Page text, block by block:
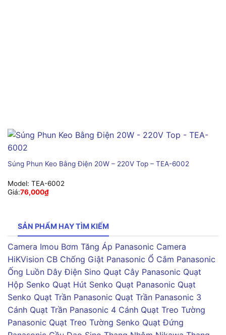
Súng Phun Keo Bằng Điện 20W – 220V Top – TEA-6002
Model: TEA-6002
Giá:76,000₫
SẢN PHẨM HAY TÌM KIẾM
Camera Imou Bơm Tăng Áp Panasonic Camera
HiKVision CB Chống Giật Panasonic Ổ Cắm Panasonic
Ống Luồn Dây Điện Sino Quạt Cây Panasonic Quạt
Hộp Senko Quạt Hút Senko Quạt Panasonic Quạt
Senko Quạt Trần Panasonic Quạt Trần Panasonic 3
Cánh Quạt Trần Panasonic 4 Cánh Quạt Treo Tường
Panasonic Quạt Treo Tường Senko Quạt Đứng